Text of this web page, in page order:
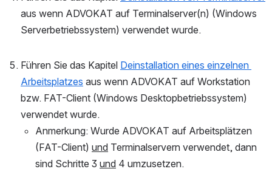
aus wenn ADVOKAT auf Terminalserver(n) (Windows
Serverbetriebssystem) verwendet wurde.
Führen Sie das Kapitel Deinstallation eines einzelnen
Arbeitsplatzes aus wenn ADVOKAT auf Workstation
bzw. FAT-Client (Windows Desktopbetriebssystem)
verwendet wurde.
Anmerkung: Wurde ADVOKAT auf Arbeitsplätzen
(FAT-Client) und Terminalservern verwendet, dann
sind Schritte 3 und 4 umzusetzen.